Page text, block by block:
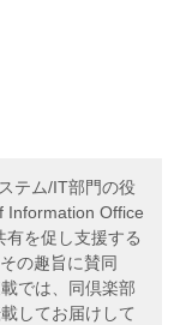
テム/IT部門の役
Information Office
を促し支援する
の趣旨に賛同
では、同倶楽部
してお届けして